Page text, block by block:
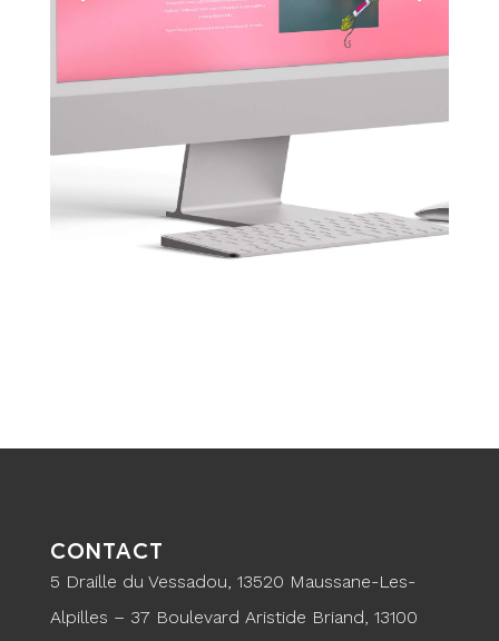
CONTACT
5 Draille du Vessadou, 13520 Maussane-Les-
Alpilles – 37 Boulevard Aristide Briand, 13100